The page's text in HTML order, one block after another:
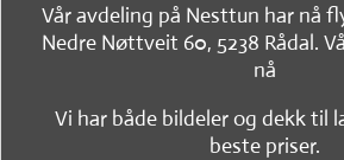
Vår avdeling på Nesttun har nå
Nedre Nøttveit 60, 5238 Rådal.
nå
Vi har både bildeler og dekk til
beste priser.